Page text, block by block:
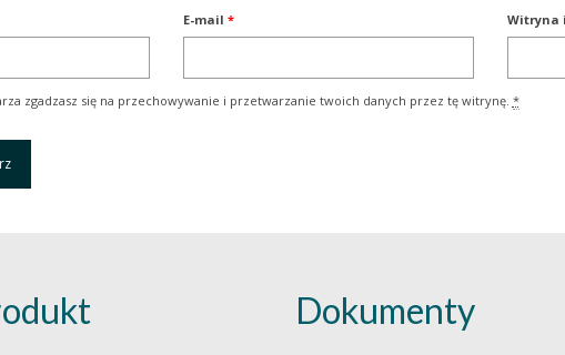
E-mail * Witryna
zgadzasz się na przechowywanie i przetwarzanie twoich danych przez tę witrynę. *
Dokumenty